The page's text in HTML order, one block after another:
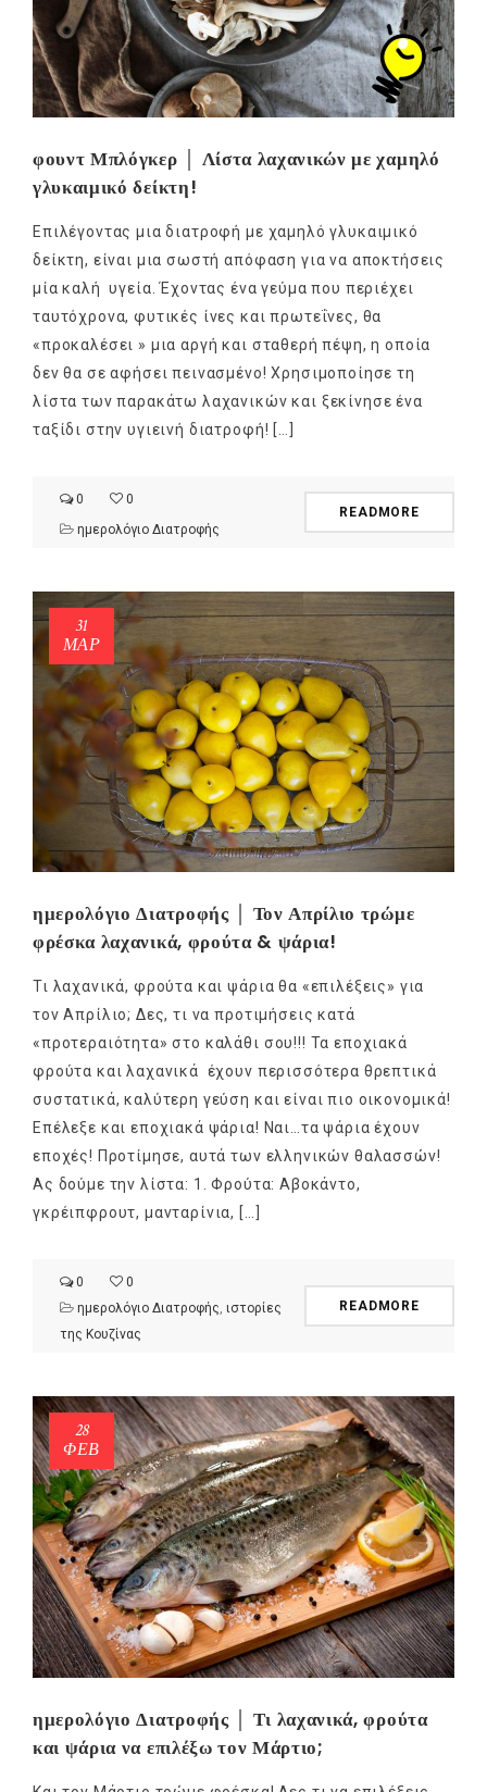
φουντ Μπλόγκερ │ Λίστα λαχανικών με χαμηλό
γλυκαιμικό δείκτη!
Επιλέγοντας μια διατροφή με χαμηλό γλυκαιμικό
δείκτη, είναι μια σωστή απόφαση για να αποκτήσεις
μία καλή υγεία. Έχοντας ένα γεύμα που περιέχει
ταυτόχρονα, φυτικές ίνες και πρωτεΐνες, θα
«προκαλέσει » μια αργή και σταθερή πέψη, η οποία
δεν θα σε αφήσει πεινασμένο! Χρησιμοποίησε τη
λίστα των παρακάτω λαχανικών και ξεκίνησε ένα
ταξίδι στην υγιεινή διατροφή! […]
0
0
ημερολόγιο Διατροφής
READMORE
31
ΜΑΡ
ημερολόγιο Διατροφής │ Τον Απρίλιο τρώμε
φρέσκα λαχανικά, φρούτα & ψάρια!
Τι λαχανικά, φρούτα και ψάρια θα «επιλέξεις» για
τον Απρίλιο; Δες, τι να προτιμήσεις κατά
«προτεραιότητα» στο καλάθι σου!!! Τα εποχιακά
φρούτα και λαχανικά έχουν περισσότερα θρεπτικά
συστατικά, καλύτερη γεύση και είναι πιο οικονομικά!
Επέλεξε και εποχιακά ψάρια! Ναι…τα ψάρια έχουν
εποχές! Προτίμησε, αυτά των ελληνικών θαλασσών!
Ας δούμε την λίστα: 1. Φρούτα: Αβοκάντο,
γκρέιπφρουτ, μανταρίνια, […]
0
0
ημερολόγιο Διατροφής, ιστορίες
της Κουζίνας
READMORE
28
ΦΕΒ
ημερολόγιο Διατροφής │ Τι λαχανικά, φρούτα
και ψάρια να επιλέξω τον Μάρτιο;